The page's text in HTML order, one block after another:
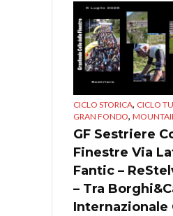
CICLO STORICA, CICLO
GRAN FONDO,
GF Sestriere
Finestre Via
Fantic –
– Tra
Internazionale